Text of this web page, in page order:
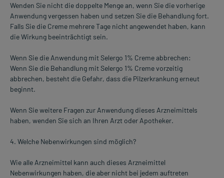
Wenden Sie nicht die doppelte Menge an, wenn Sie die vorherige
Anwendung vergessen haben und setzen Sie die Behandlung fort.
Falls Sie die Creme mehrere Tage nicht angewendet haben, kann
die Wirkung beeinträchtigt sein.
Wenn Sie die Anwendung mit Selergo 1% Creme abbrechen:
Wenn Sie die Behandlung mit Selergo 1% Creme vorzeitig
abbrechen, besteht die Gefahr, dass die Pilzerkrankung erneut
beginnt.
Wenn Sie weitere Fragen zur Anwendung dieses Arzneimittels
haben, wenden Sie sich an Ihren Arzt oder Apotheker.
4. Welche Nebenwirkungen sind möglich?
Wie alle Arzneimittel kann auch dieses Arzneimittel
Nebenwirkungen haben, die aber nicht bei jedem auftreten